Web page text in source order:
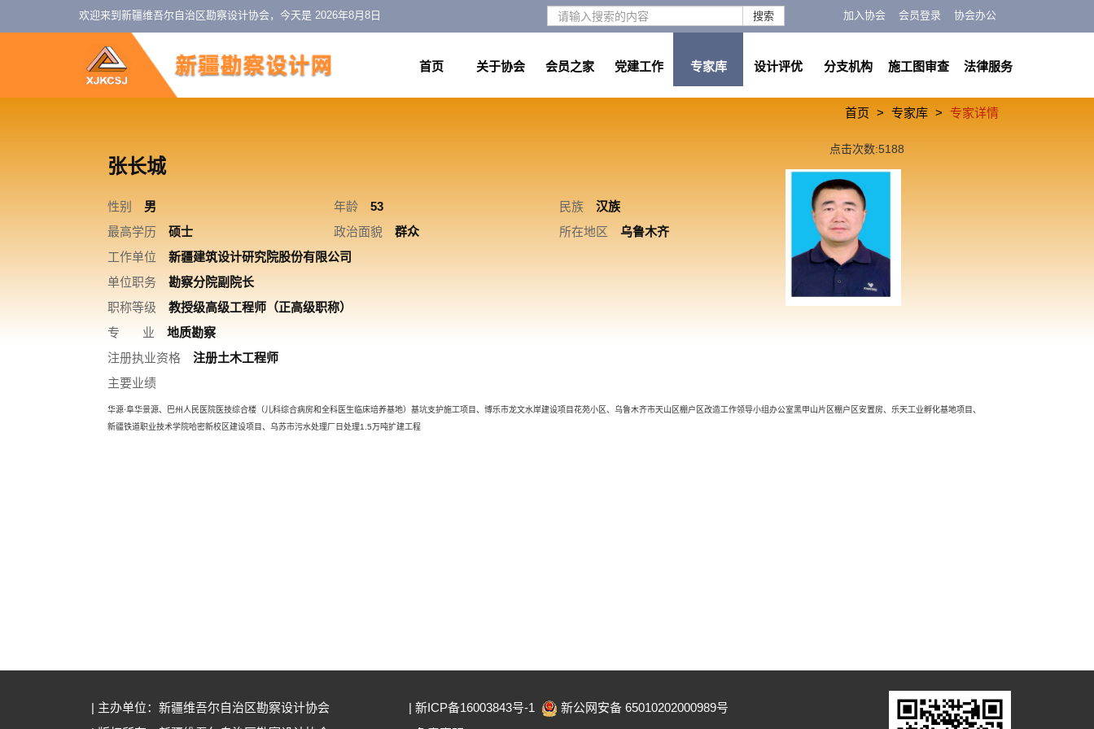
欢迎来到新疆维吾尔自治区勘察设计协会，今天是 2026年8月8日 搜索 协会办公
会员登录
加入协会
首页 关于协会 会员之家 党建工作 专家库 设计评优 分支机构 施工图审查 法律服务
首页 专家库 专家详情
张长城
点击次数:5188
性别 男 年龄 53 民族
汉族
最高学历
硕士 政治面貌 群众 所在地区
乌鲁木齐
工作单位
新疆建筑设计研究院股份有限公司
单位职务
勘察分院副院长
职称等级
教授级高级工程师（正高级职称）
专 业
地质勘察
注册执业资格
注册土木工程师
主要业绩
华源·阜华景源、巴州人民医院医技综合楼（儿科综合病房和全科医生临床培养基地）基坑支护施工项目、博乐市龙文水岸建设项目花苑小区、乌鲁木齐市天山区棚户区改造工作领导小组办公室黑甲山片区棚户区安置房、乐天工业孵化基地项目、
新疆铁道职业技术学院哈密新校区建设项目、乌苏市污水处理厂日处理1.5万吨扩建工程
| 主办单位：新疆维吾尔自治区勘察设计协会
| 新ICP备16003843号-1
新公网安备 65010202000989号